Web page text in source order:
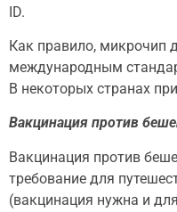
ID.
Как правило, микрочип
международным
В некоторых странах
Вакцинация против
Вакцинация против
требование для
(вакцинация нужна и